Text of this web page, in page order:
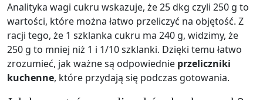
Analityka wagi cukru wskazuje, że 25 dkg czyli 250 g to
wartości, które można łatwo przeliczyć na objętość. Z
racji tego, że 1 szklanka cukru ma 240 g, widzimy, że
250 g to mniej niż 1 i 1/10 szklanki. Dzięki temu łatwo
zrozumieć, jak ważne są odpowiednie przeliczniki
kuchenne, które przydają się podczas gotowania.